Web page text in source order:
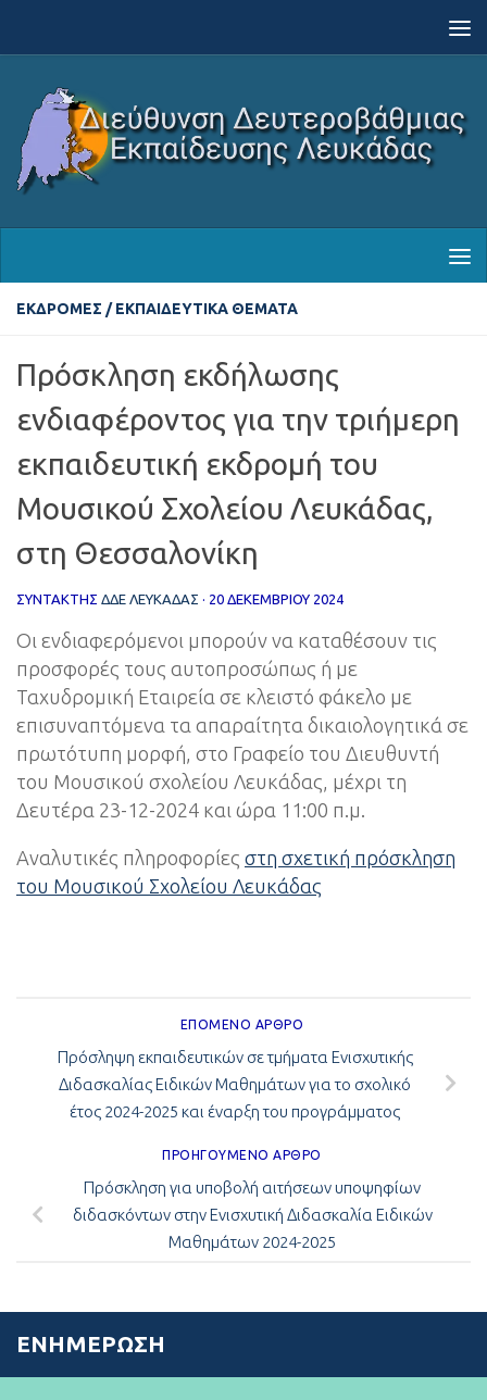
ΕΚΔΡΟΜΈΣ / ΕΚΠΑΙΔΕΥΤΙΚΆ ΘΈΜΑΤΑ
Πρόσκληση εκδήλωσης
ενδιαφέροντος για την τριήμερη
εκπαιδευτική εκδρομή του
Μουσικού Σχολείου Λευκάδας,
στη Θεσσαλονίκη
ΣΥΝΤΆΚΤΗΣ ΔΔΕ ΛΕΥΚΑΔΑΣ · 20 ΔΕΚΕΜΒΡΊΟΥ 2024
Οι ενδιαφερόμενοι μπορούν να καταθέσουν τις
προσφορές τους αυτοπροσώπως ή με
Ταχυδρομική Εταιρεία σε κλειστό φάκελο με
επισυναπτόμενα τα απαραίτητα δικαιολογητικά σε
πρωτότυπη μορφή, στο Γραφείο του Διευθυντή
του Μουσικού σχολείου Λευκάδας, μέχρι τη
Δευτέρα 23-12-2024 και ώρα 11:00 π.μ.
Αναλυτικές πληροφορίες στη σχετική πρόσκληση
του Μουσικού Σχολείου Λευκάδας
ΕΠΌΜΕΝΟ ΆΡΘΡΟ
Πρόσληψη εκπαιδευτικών σε τμήματα Ενισχυτικής
Διδασκαλίας Ειδικών Μαθημάτων για το σχολικό
έτος 2024-2025 και έναρξη του προγράμματος
ΠΡΟΗΓΟΎΜΕΝΟ ΆΡΘΡΟ
Πρόσκληση για υποβολή αιτήσεων υποψηφίων
διδασκόντων στην Ενισχυτική Διδασκαλία Ειδικών
Μαθημάτων 2024-2025
ΕΝΗΜΈΡΩΣΗ